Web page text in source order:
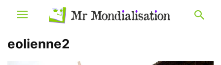
eolienne2